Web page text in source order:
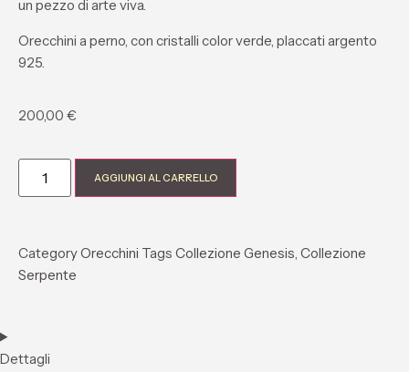
un pezzo di arte viva.
Orecchini a perno, con cristalli color verde, placcati argento
925.
200,00 €
AGGIUNGI AL CARRELLO
CategoryOrecchini Tags Collezione Genesis Collezione
Serpente
Dettagli